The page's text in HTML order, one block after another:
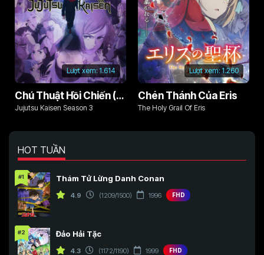
Lượt xem: 1.614
Chú Thuật Hồi Chiến (Phần 3)
Jujutsu Kaisen Season 3
Lượt xem: 1.260
Chén Thánh Của Eris
The Holy Grail Of Eris
HOT TUẦN
#1 Thám Tử Lừng Danh Conan
4.9 (1209/1500) 1996 FHD
#2 Đảo Hải Tặc
4.3 (1172/1190) 1999 FHD